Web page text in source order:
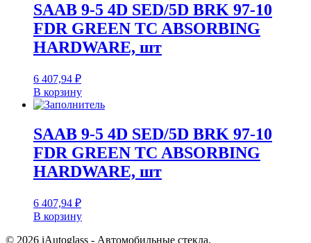
SAAB 9-5 4D SED/5D BRK 97-10
FDR GREEN TC ABSORBING
HARDWARE, шт
6 407,94 ₽
В корзину
SAAB 9-5 4D SED/5D BRK 97-10
FDR GREEN TC ABSORBING
HARDWARE, шт
6 407,94 ₽
В корзину
© 2026 iAutoglass - Автомобильные стекла.